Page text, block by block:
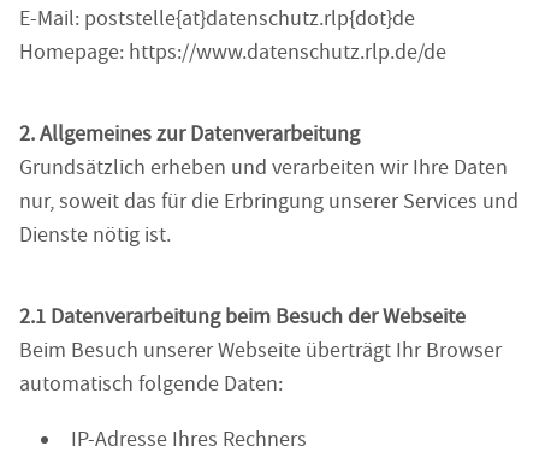
E-Mail: poststelle{at}datenschutz.rlp{dot}de
Homepage: https://www.datenschutz.rlp.de/de
2. Allgemeines zur Datenverarbeitung
Grundsätzlich erheben und verarbeiten wir Ihre Daten
nur, soweit das für die Erbringung unserer Services und
Dienste nötig ist.
2.1 Datenverarbeitung beim Besuch der Webseite
Beim Besuch unserer Webseite überträgt Ihr Browser
automatisch folgende Daten:
IP-Adresse Ihres Rechners